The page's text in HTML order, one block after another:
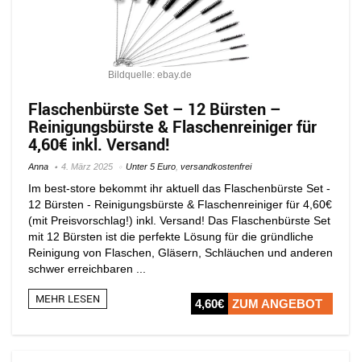
Bildquelle: ebay.de
Flaschenbürste Set – 12 Bürsten –
Reinigungsbürste & Flaschenreiniger für
4,60€ inkl. Versand!
Anna 4. März 2025 Unter 5 Euro versandkostenfrei
Im best-store bekommt ihr aktuell das Flaschenbürste Set -
12 Bürsten - Reinigungsbürste & Flaschenreiniger für 4,60€
(mit Preisvorschlag!) inkl. Versand! Das Flaschenbürste Set
mit 12 Bürsten ist die perfekte Lösung für die gründliche
Reinigung von Flaschen, Gläsern, Schläuchen und anderen
schwer erreichbaren ...
MEHR LESEN 4,60€ ZUM ANGEBOT